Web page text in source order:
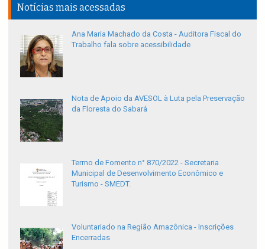
Notícias mais acessadas
Ana Maria Machado da Costa - Auditora Fiscal do
Trabalho fala sobre acessibilidade
Nota de Apoio da AVESOL à Luta pela Preservação
da Floresta do Sabará
Termo de Fomento n° 870/2022 - Secretaria
Municipal de Desenvolvimento Econômico e
Turismo - SMEDT.
Voluntariado na Região Amazônica - Inscrições
Encerradas